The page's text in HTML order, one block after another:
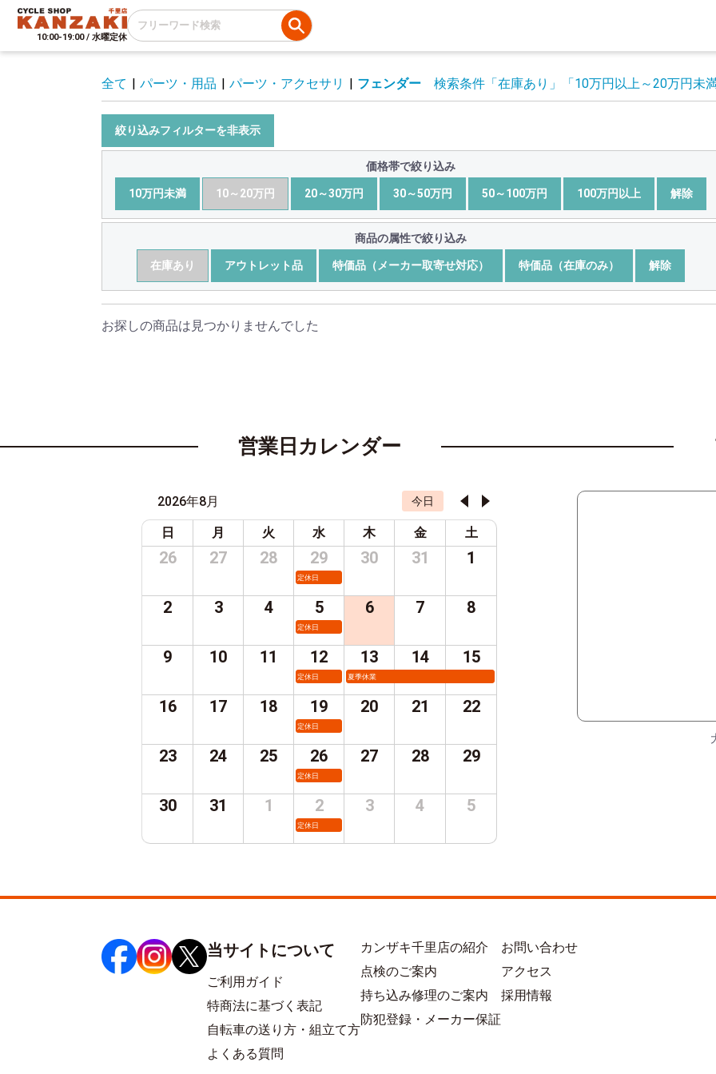
10:00-19:00 / 水曜定休
全て | パーツ・用品 | パーツ・アクセサリ | フェンダー 検索条件 「在庫あり」 「10万円以上～20万円未
絞り込みフィルターを非表示
価格帯で絞り込み
10万円未満 10～20万円 20～30万円 30～50万円 50～100万円 100万円以上 解除
商品の属性で絞り込み
在庫あり アウトレット品 特価品（メーカー取寄せ対応） 特価品（在庫のみ） 解除
お探しの商品は見つかりませんでした
営業日カレンダー
2026年8月 今日
日 月 火 水 木 金 土
26 27 28 29
定休日
30 31 1
2 3 4 5
定休日
6 7 8
9 10 11 12
定休日
13
夏季休業
14 15
16 17 18 19
定休日
20 21 22
23 24 25 26
定休日
27 28 29
30 31 1 2
定休日
3 4 5
当サイトについて
ご利用ガイド
特商法に基づく表記
自転車の送り方・組立て方
よくある質問
カンザキ千里店の紹介
点検のご案内
持ち込み修理のご案内
防犯登録・メーカー保証
お問い合わせ
アクセス
採用情報